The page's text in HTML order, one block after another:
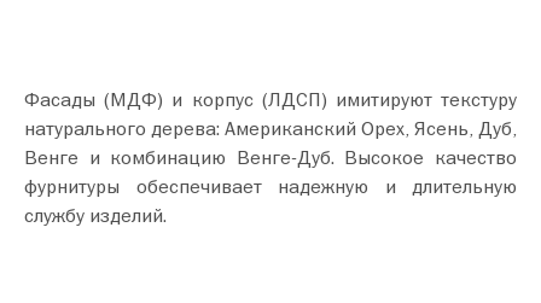
Фасады (МДФ) и корпус (ЛДСП) имитируют текстуру
натурального дерева: Американский Орех, Ясень, Дуб,
Венге и комбинацию Венге-Дуб. Высокое качество
фурнитуры обеспечивает надежную и длительную
службу изделий.